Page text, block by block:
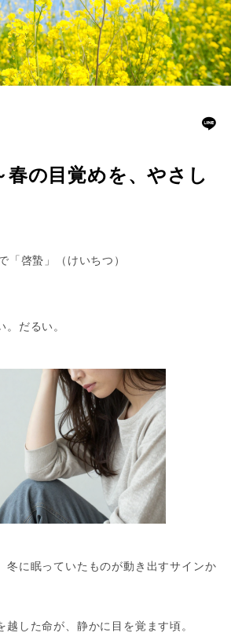
春の目覚めを、やさし
「啓蟄」（けいちつ）
。だるい。
冬に眠っていたものが動き出すサインか
越した命が、静かに目を覚ます頃。